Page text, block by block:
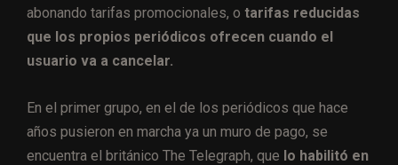
abonando tarifas promocionales, o tarifas reducidas
que los propios periódicos ofrecen cuando el
usuario va a cancelar.
En el primer grupo, en el de los periódicos que hace
años pusieron en marcha ya un muro de pago, se
encuentra el británico The Telegraph, que lo habilitó en